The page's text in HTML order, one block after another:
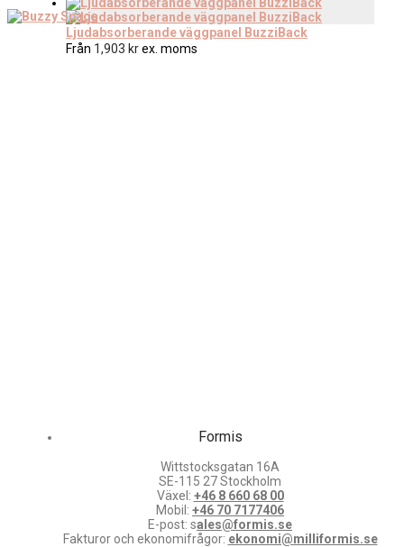
Ljudabsorberande väggpanel BuzziBack
Från 1,903 krex. moms
Formis
Wittstocksgatan 16A
SE-115 27 Stockholm
Växel: +46 8 660 68 00
Mobil: +46 70 7177406
E-post: sales@formis.se
Fakturor och ekonomifrågor: ekonomi@milliformis.se